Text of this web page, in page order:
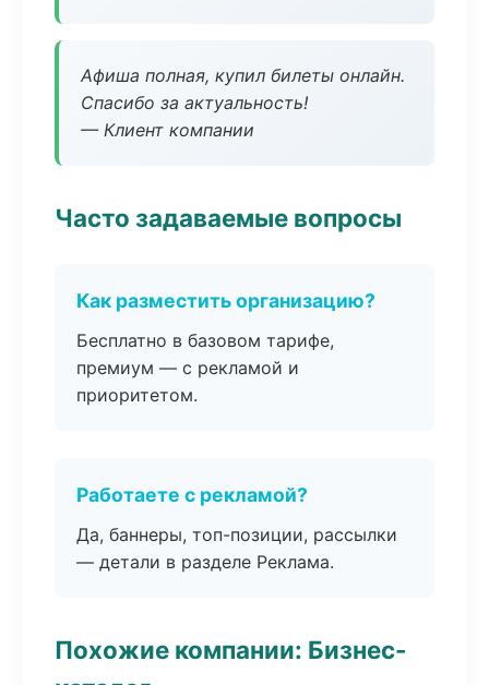
Афиша полная, купил билеты онлайн.
Спасибо за актуальность!
— Клиент компании
Часто задаваемые вопросы
Как разместить организацию?
Бесплатно в базовом тарифе,
премиум — с рекламой и
приоритетом.
Работаете с рекламой?
Да, баннеры, топ-позиции, рассылки
— детали в разделе Реклама.
Похожие компании: Бизнес-